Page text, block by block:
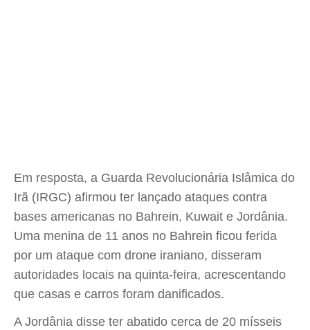
Em resposta, a Guarda Revolucionária Islâmica do
Irã (IRGC) afirmou ter lançado ataques contra
bases americanas no Bahrein, Kuwait e Jordânia.
Uma menina de 11 anos no Bahrein ficou ferida
por um ataque com drone iraniano, disseram
autoridades locais na quinta-feira, acrescentando
que casas e carros foram danificados.
A Jordânia disse ter abatido cerca de 20 mísseis